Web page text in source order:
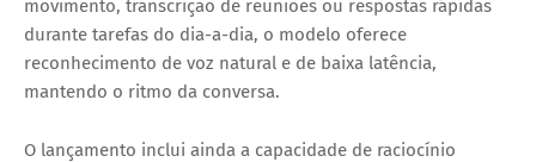
movimento, transcrição de reuniões ou respostas rápidas
durante tarefas do dia-a-dia, o modelo oferece
reconhecimento de voz natural e de baixa latência,
mantendo o ritmo da conversa.
O lançamento inclui ainda a capacidade de raciocínio